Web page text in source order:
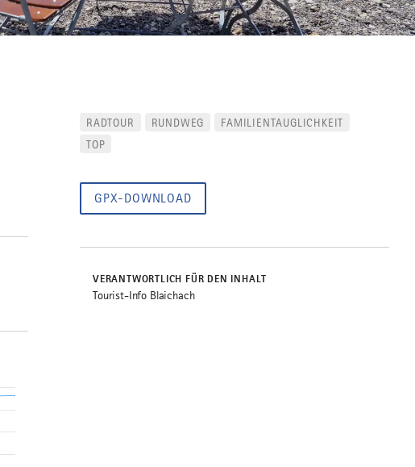
RADTOUR RUNDWEG
FAMILIENTAUGLICHKEIT
TOP
GPX-DOWNLOAD
VERANTWORTLICH FÜR DEN INHALT
Tourist-Info Blaichach